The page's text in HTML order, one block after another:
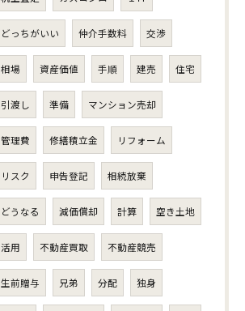
どっちがいい 仲介手数料 交渉
相場 資産価値 手順 建売 住宅
引渡し 準備 マンション売却
管理費 修繕積立金 リフォーム
リスク 申告登記 相続放棄
どうなる 減価償却 計算 空き土地
活用 不動産買取 不動産競売
生前贈与 兄弟 分配 独身